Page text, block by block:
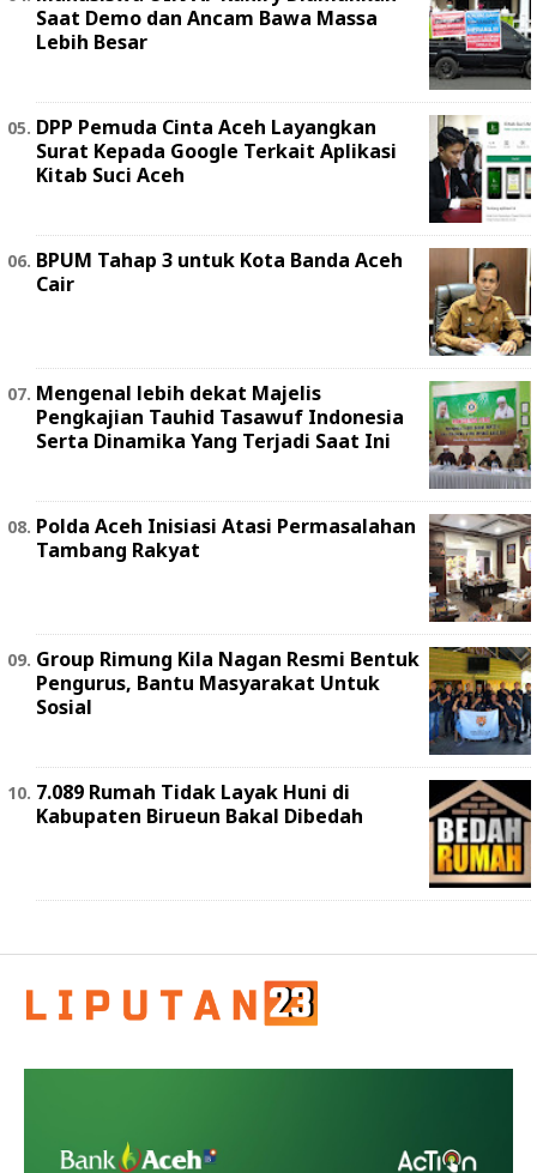
Saat Demo dan Ancam Bawa Massa
Lebih Besar
DPP Pemuda Cinta Aceh Layangkan
Surat Kepada Google Terkait Aplikasi
Kitab Suci Aceh
BPUM Tahap 3 untuk Kota Banda Aceh
Cair
Mengenal lebih dekat Majelis
Pengkajian Tauhid Tasawuf Indonesia
Serta Dinamika Yang Terjadi Saat Ini
Polda Aceh Inisiasi Atasi Permasalahan
Tambang Rakyat
Group Rimung Kila Nagan Resmi Bentuk
Pengurus, Bantu Masyarakat Untuk
Sosial
7.089 Rumah Tidak Layak Huni di
Kabupaten Birueun Bakal Dibedah